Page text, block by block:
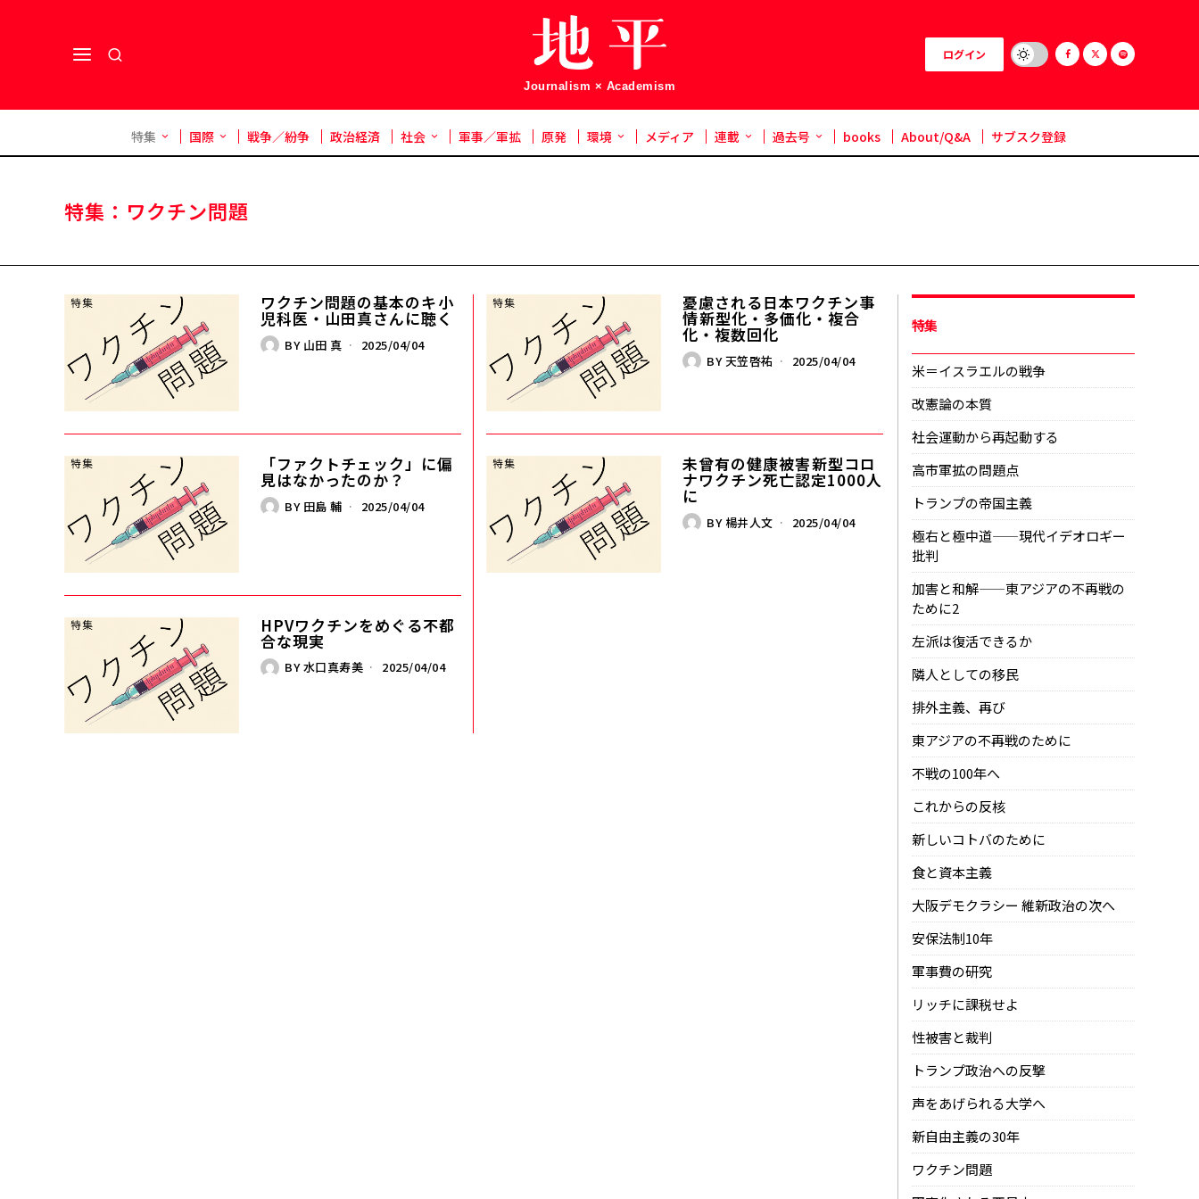
Journalism × Academism
ログイン
特集 国際 戦争／紛争 政治経済 社会 軍事／軍拡 原発 環境 メディア 連載 過去号 books About/Q&A サブスク登録
特集：ワクチン問題
ワクチン問題の基本のキ――小
児科医・山田真さんに聴く
BY 山田 真 2025/04/04
憂慮される日本ワクチン事
情――新型化・多価化・複合
化・複数回化
BY天笠啓祐 2025/04/04
「ファクトチェック」に偏
見はなかったのか？
BY 田島 輔 2025/04/04
未曾有の健康被害――新型コロ
ナワクチン死亡認定1000人
に
BY 楊井人文 2025/04/04
HPVワクチンをめぐる不都
合な現実
BY水口真寿美 2025/04/04
特集
米＝イスラエルの戦争
改憲論の本質
社会運動から再起動する
高市軍拡の問題点
トランプの帝国主義
極右と極中道——現代イデオロギー
批判
加害と和解——東アジアの不再戦の
ために2
左派は復活できるか
隣人としての移民
排外主義、再び
東アジアの不再戦のために
不戦の100年へ
これからの反核
新しいコトバのために
食と資本主義
大阪デモクラシー 維新政治の次へ
安保法制10年
軍事費の研究
リッチに課税せよ
性被害と裁判
トランプ政治への反撃
声をあげられる大学へ
新自由主義の30年
ワクチン問題